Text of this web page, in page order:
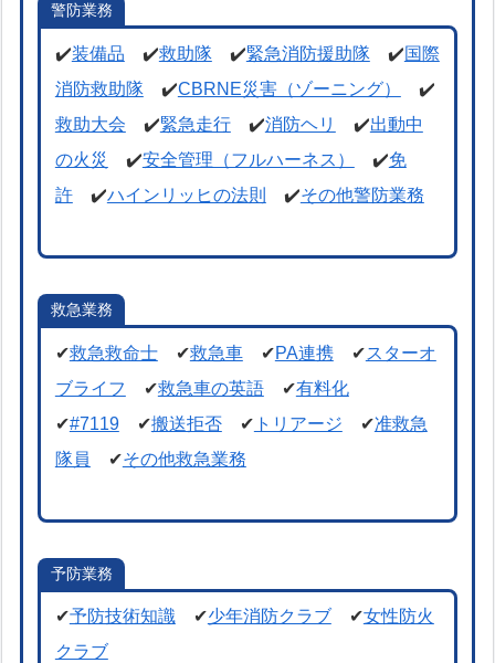
警防業務
✔️装備品 ✔️救助隊✔️緊急消防援助隊✔️国際
消防救助隊✔️CBRNE災害（ゾーニング）
✔️
救助大会 ✔️緊急走行✔️消防ヘリ ✔️出動中
の火災
✔️安全管理（フルハーネス） ✔️免
許✔️ハインリッヒの法則 ✔️その他警防業務
救急業務
✔救急救命士✔救急車✔PA連携✔スターオ
ブライフ
✔救急車の英語✔有料化
✔#7119✔搬送拒否✔ トリアージ ✔准救急
隊員
✔その他救急業務
予防業務
✔予防技術知識✔少年消防クラブ✔女性防火
クラブ